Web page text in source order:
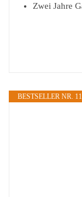
Zwei Jahre
BESTSELLER NR. 11